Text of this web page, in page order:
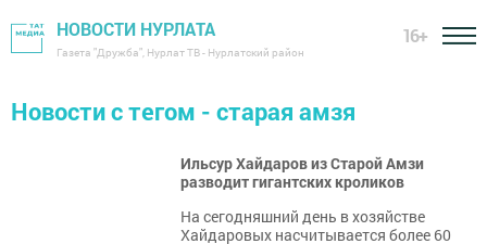
НОВОСТИ НУРЛАТА
Газета "Дружба", Нурлат ТВ - Нурлатский район
16+
Новости с тегом - старая амзя
Ильсур Хайдаров из Старой Амзи
разводит гигантских кроликов
На сегодняшний день в хозяйстве
Хайдаровых насчитывается более 60